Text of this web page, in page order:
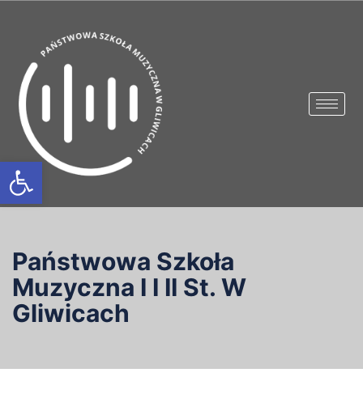
Otwórz pasek narzędzi
Państwowa Szkoła
Muzyczna I I II St. W
Gliwicach